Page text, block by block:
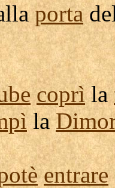
porta
coprìla
la
entrare